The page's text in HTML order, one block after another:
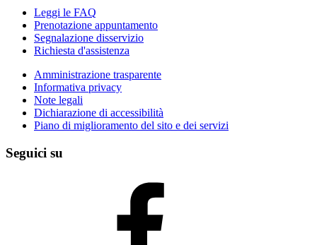
Leggi le FAQ
Prenotazione appuntamento
Segnalazione disservizio
Richiesta d'assistenza
Amministrazione trasparente
Informativa privacy
Note legali
Dichiarazione di accessibilità
Piano di miglioramento del sito e dei servizi
Seguici su